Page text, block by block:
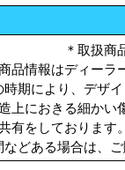
＊取扱商
品情報はディーラ
時期により、デザ
上におきる細かい
有をしております
などある場合は、